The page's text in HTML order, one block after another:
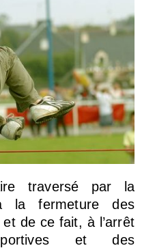
traversé par la
la fermeture des
de ce fait, à l’arrêt
et des